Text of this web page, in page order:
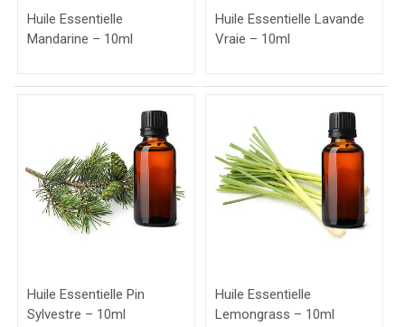
Huile Essentielle
Mandarine – 10ml
Huile Essentielle Lavande
Vraie – 10ml
Huile Essentielle Pin
Sylvestre – 10ml
Huile Essentielle
Lemongrass – 10ml